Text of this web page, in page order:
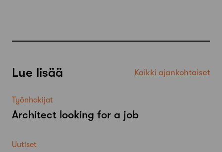
Lue lisää Kaikki ajankohtaiset
Työnhakijat
Architect looking for a job
Uutiset